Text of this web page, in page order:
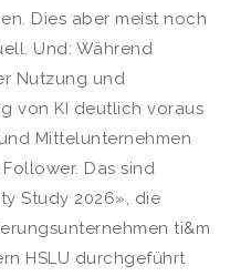
Dies aber meist noch
Und: Während
Nutzung und
von KI deutlich voraus
Mittelunternehmen
Das sind
Study 2026», die
ti&m
HSLU durchgeführt